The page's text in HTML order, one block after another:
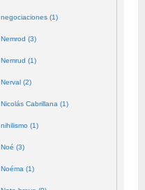
negociaciones (1)
Nemrod (3)
Nemrud (1)
Nerval (2)
Nicolás Cabrillana (1)
nihilismo (1)
Noé (3)
Noéma (1)